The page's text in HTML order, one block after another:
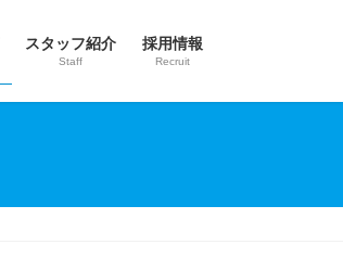
スタッフ紹介
Staff
採用情報
Recruit